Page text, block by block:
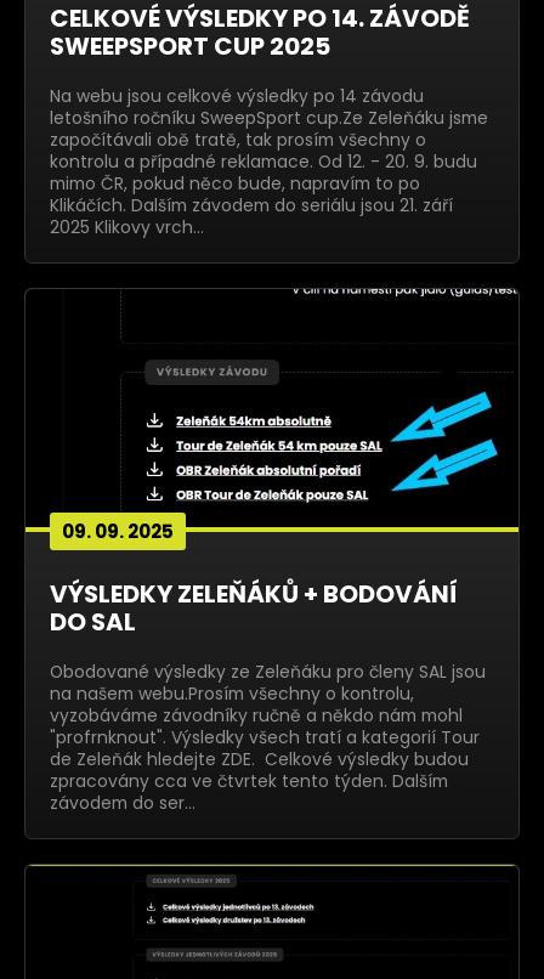
CELKOVÉ VÝSLEDKY PO 14. ZÁVODĚ
SWEEPSPORT CUP 2025
Na webu jsou celkové výsledky po 14 závodu
letošního ročníku SweepSport cup.Ze Zeleňáku jsme
započítávali obě tratě, tak prosím všechny o
kontrolu a případné reklamace. Od 12. - 20. 9. budu
mimo ČR, pokud něco bude, napravím to po
Klikáčích. Dalším závodem do seriálu jsou 21. září
2025 Klikovy vrch…
09. 09. 2025
VÝSLEDKY ZELEŇÁKŮ + BODOVÁNÍ
DO SAL
Obodované výsledky ze Zeleňáku pro členy SAL jsou
na našem webu.Prosím všechny o kontrolu,
vyzobáváme závodníky ručně a někdo nám mohl
"profrnknout". Výsledky všech tratí a kategorií Tour
de Zeleňák hledejte ZDE. Celkové výsledky budou
zpracovány cca ve čtvrtek tento týden. Dalším
závodem do ser…